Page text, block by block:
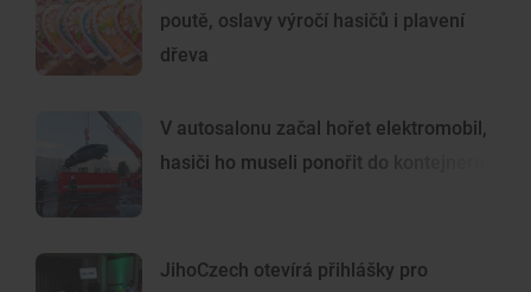
poutě, oslavy výročí hasičů i plavení
dřeva
V autosalonu začal hořet elektromobil,
hasiči ho museli ponořit do kontejneru
JihoCzech otevírá přihlášky pro